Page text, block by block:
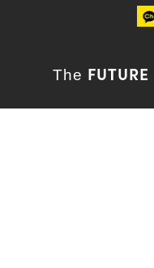
The FUTURE